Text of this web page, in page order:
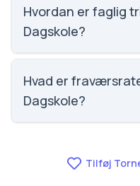
nummer 1506 ud af
på elevernes egne
Hvordan er faglig
Dagskole?
Faglig trivsel på
nummer 1529 ud af
på elevernes egne
Hvad er
Dagskole?
Tilføj